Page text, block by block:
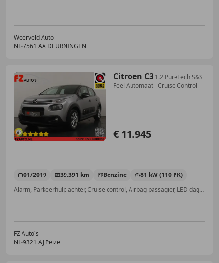
Weerveld Auto
NL-7561 AA DEURNINGEN
Citroen C3 1.2 PureTech S&S
Feel Automaat - Cruise Control -
€ 11.945
01/2019 39.391 km Benzine
81 kW (110 PK)
Alarm, Parkeerhulp achter, Cruise control, Airbag passagier, LED dagrijverlichting, Lane Departure Warning Systeem, Vermoeidheidsdetectie, Centrale vergrendeling
FZ Auto´s
NL-9321 AJ Peize